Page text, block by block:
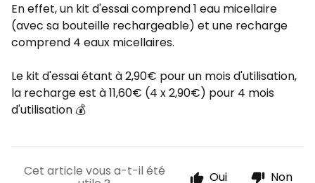
En effet, un kit d'essai comprend 1 eau micellaire
(avec sa bouteille rechargeable) et une recharge
comprend 4 eaux micellaires.
Le kit d'essai étant à 2,90€ pour un mois d'utilisation,
la recharge est à 11,60€ (4 x 2,90€) pour 4 mois
d'utilisation 💰
Cet article vous a-t-il été Oui Non